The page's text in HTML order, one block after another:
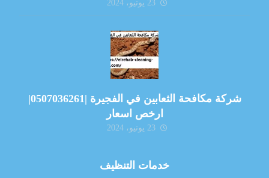
23 يونيو، 2024
شركة مكافحة الثعابين في الفجيرة |0507036261|
ارخص اسعار
23 يونيو، 2024
خدمات التنظيف